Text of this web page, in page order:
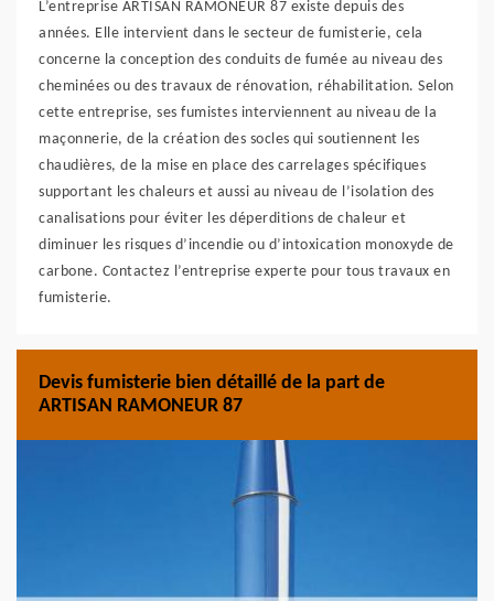
L’entreprise ARTISAN RAMONEUR 87 existe depuis des
années. Elle intervient dans le secteur de fumisterie, cela
concerne la conception des conduits de fumée au niveau des
cheminées ou des travaux de rénovation, réhabilitation. Selon
cette entreprise, ses fumistes interviennent au niveau de la
maçonnerie, de la création des socles qui soutiennent les
chaudières, de la mise en place des carrelages spécifiques
supportant les chaleurs et aussi au niveau de l’isolation des
canalisations pour éviter les déperditions de chaleur et
diminuer les risques d’incendie ou d’intoxication monoxyde de
carbone. Contactez l’entreprise experte pour tous travaux en
fumisterie.
Devis fumisterie bien détaillé de la part de
ARTISAN RAMONEUR 87